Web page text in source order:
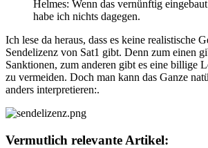
Helmes: Wenn das vernünftig
habe ich nichts dagegen.
Ich lese da heraus, dass es keine realistische
Sendelizenz von Sat1 gibt. Denn zum einen
Sanktionen, zum anderen gibt es eine billige
zu vermeiden. Doch man kann das Ganze
anders interpretieren:.
Vermutlich relevante Artikel: